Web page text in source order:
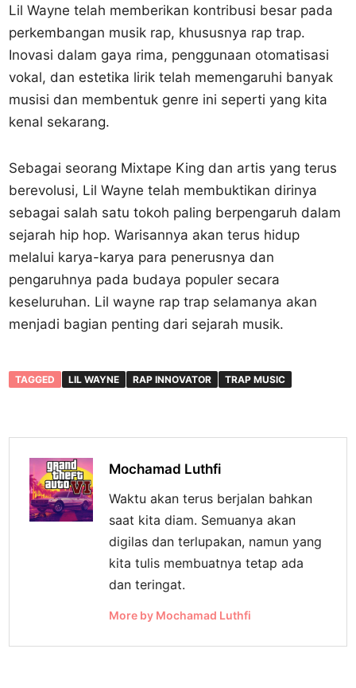
Lil Wayne telah memberikan kontribusi besar pada
perkembangan musik rap, khususnya rap trap.
Inovasi dalam gaya rima, penggunaan otomatisasi
vokal, dan estetika lirik telah memengaruhi banyak
musisi dan membentuk genre ini seperti yang kita
kenal sekarang.
Sebagai seorang Mixtape King dan artis yang terus
berevolusi, Lil Wayne telah membuktikan dirinya
sebagai salah satu tokoh paling berpengaruh dalam
sejarah hip hop. Warisannya akan terus hidup
melalui karya-karya para penerusnya dan
pengaruhnya pada budaya populer secara
keseluruhan. Lil wayne rap trap selamanya akan
menjadi bagian penting dari sejarah musik.
TAGGED LIL WAYNE RAP INNOVATOR TRAP MUSIC
Mochamad Luthfi
Waktu akan terus berjalan bahkan
saat kita diam. Semuanya akan
digilas dan terlupakan, namun yang
kita tulis membuatnya tetap ada
dan teringat.
More by Mochamad Luthfi